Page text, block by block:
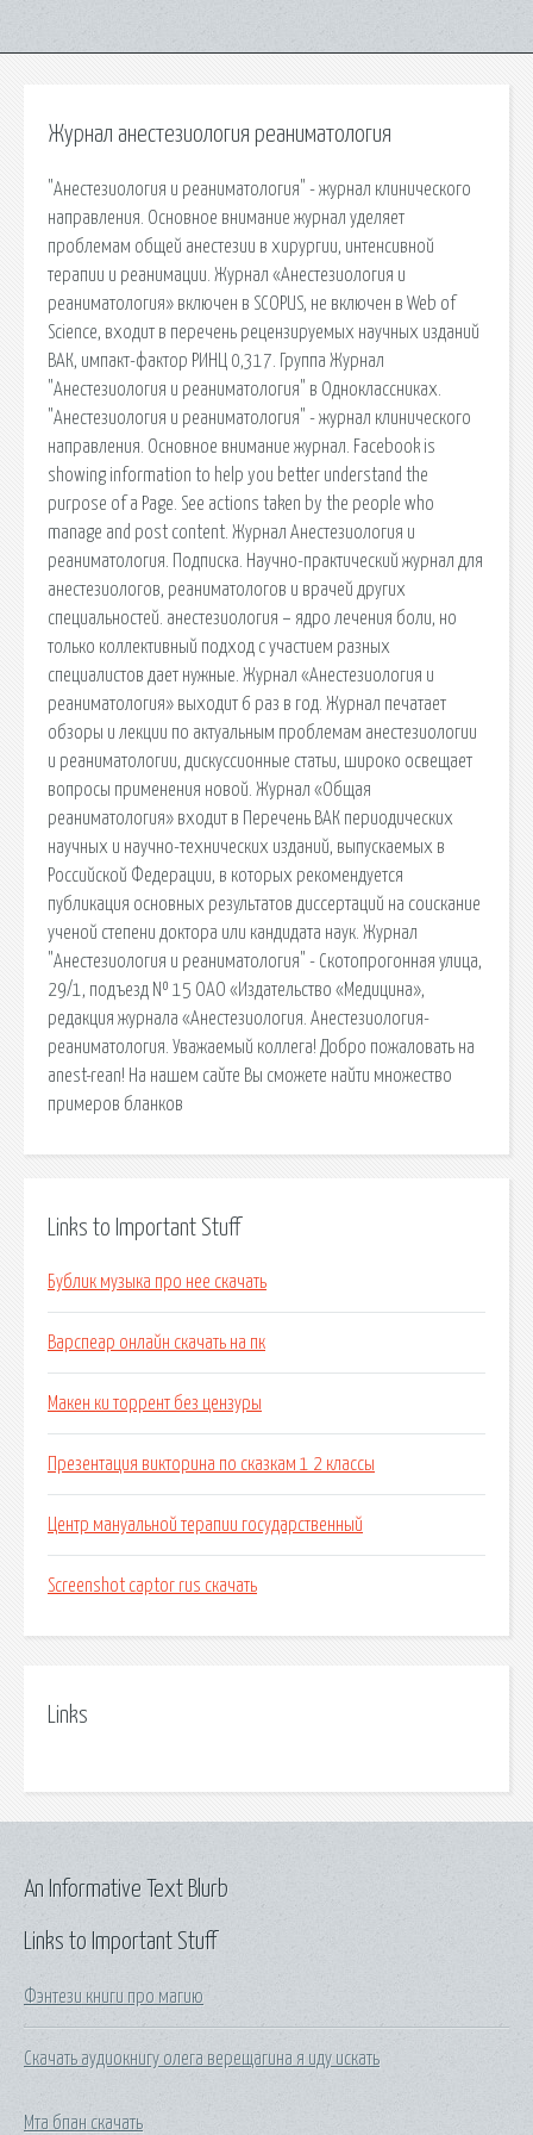
Журнал анестезиология реаниматология
"Анестезиология и реаниматология" - журнал клинического
направления. Основное внимание журнал уделяет
проблемам общей анестезии в хирургии, интенсивной
терапии и реанимации. Журнал «Анестезиология и
реаниматология» включен в SCOPUS, не включен в Web of
Science, входит в перечень рецензируемых научных изданий
ВАК, импакт-фактор РИНЦ 0,317. Группа Журнал
"Анестезиология и реаниматология" в Одноклассниках.
"Анестезиология и реаниматология" - журнал клинического
направления. Основное внимание журнал. Facebook is
showing information to help you better understand the
purpose of a Page. See actions taken by the people who
manage and post content. Журнал Анестезиология и
реаниматология. Подписка. Научно-практический журнал для
анестезиологов, реаниматологов и врачей других
специальностей. анестезиология − ядро лечения боли, но
только коллективный подход с участием разных
специалистов дает нужные. Журнал «Анестезиология и
реаниматология» выходит 6 раз в год. Журнал печатает
обзоры и лекции по актуальным проблемам анестезиологии
и реаниматологии, дискуссионные статьи, широко освещает
вопросы применения новой. Журнал «Общая
реаниматология» входит в Перечень ВАК периодических
научных и научно-технических изданий, выпускаемых в
Российской Федерации, в которых рекомендуется
публикация основных результатов диссертаций на соискание
ученой степени доктора или кандидата наук. Журнал
"Анестезиология и реаниматология" - Скотопрогонная улица,
29/1, подъезд № 15 ОАО «Издательство «Медицина»,
редакция журнала «Анестезиология. Анестезиология-
реаниматология. Уважаемый коллега! Добро пожаловать на
anest-rean! На нашем сайте Вы сможете найти множество
примеров бланков
Links to Important Stuff
Бублик музыка про нее скачать
Варспеар онлайн скачать на пк
Макен ки торрент без цензуры
Презентация викторина по сказкам 1 2 классы
Центр мануальной терапии государственный
Screenshot captor rus скачать
Links
Links to Important Stuff
Фэнтези книги про магию
Скачать аудиокнигу олега верещагина я иду искать
Мта бпан скачать
An Informative Text Blurb